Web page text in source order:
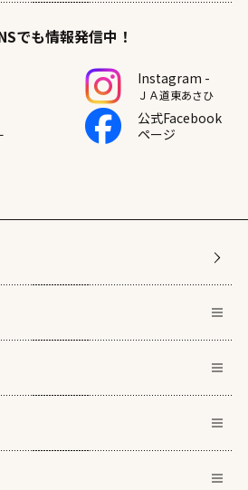
でも情報発信中！
Instagram -
ＪＡ道東あさひ
公式Facebook
ページ